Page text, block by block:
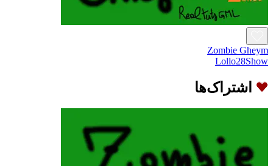
Zombie Gheym
Lollo28Show
اشتراک‌ها